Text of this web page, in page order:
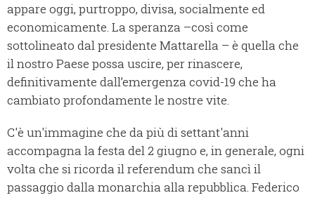
appare oggi, purtroppo, divisa, socialmente ed
economicamente. La speranza –così come
sottolineato dal presidente Mattarella – è quella che
il nostro Paese possa uscire, per rinascere,
definitivamente dall’emergenza covid-19 che ha
cambiato profondamente le nostre vite.
C'è un'immagine che da più di settant'anni
accompagna la festa del 2 giugno e, in generale, ogni
volta che si ricorda il referendum che sancì il
passaggio dalla monarchia alla repubblica. Federico